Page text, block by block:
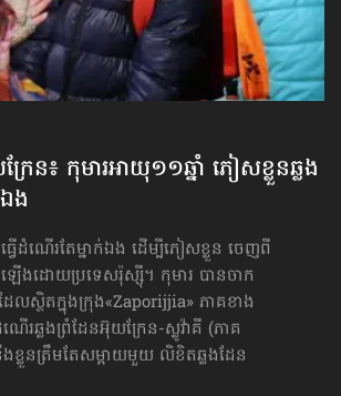
រែន៖ កុមារអាយុ១១ឆ្នាំ ភៀសខ្លួន​ឆ្លង
ង
វើដំណើរតែម្នាក់ឯង ដើម្បីភៀសខ្លួន ចេញពី
ឡើងដោយប្រទេសរ៉ុស្ស៊ី។ កុមារ បានចាក
លស្ថិតក្នុងក្រុង«Zaporijjia» ភាគខាង
ើរឆ្លងព្រំដែនអ៊ុយក្រែន-ស្លូវ៉ាគី (ភាគ
លួនត្រឹមតែសម្ពាយមួយ លិខិតឆ្លងដែន​